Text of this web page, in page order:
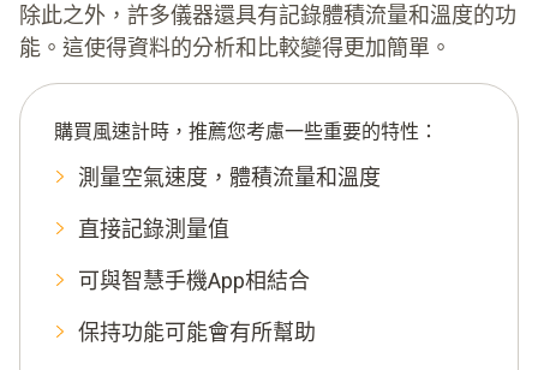
除此之外，許多儀器還具有記錄體積流量和溫度的功
能。這使得資料的分析和比較變得更加簡單。
購買風速計時，推薦您考慮一些重要的特性：
測量空氣速度，體積流量和溫度
直接記錄測量值
可與智慧手機App相結合
保持功能可能會有所幫助